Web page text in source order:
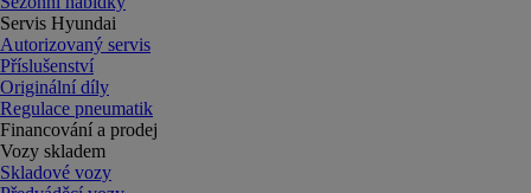
Servis Hyundai
Autorizovaný servis
Příslušenství
Originální díly
Regulace pneumatik
Financování a prodej
Vozy skladem
Skladové vozy